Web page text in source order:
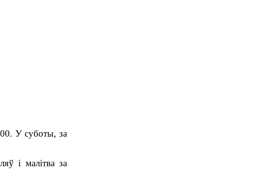
У суботы, за
і малітва за